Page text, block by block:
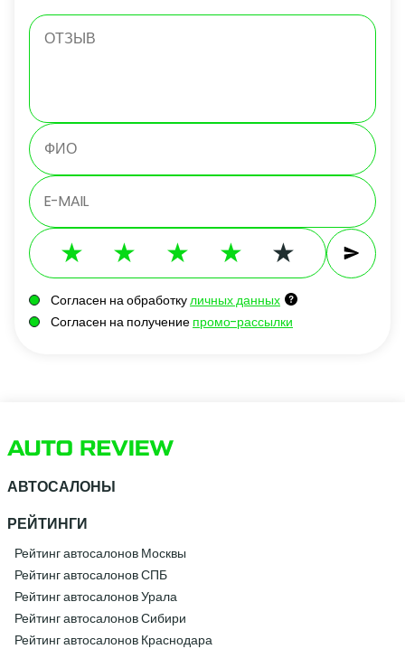
Согласен на обработкуличных данных
Согласен на получение промо-рассылки
АВТОСАЛОНЫ
РЕЙТИНГИ
Рейтинг автосалонов Москвы
Рейтинг автосалонов СПБ
Рейтинг автосалонов Урала
Рейтинг автосалонов Сибири
Рейтинг автосалонов Краснодара